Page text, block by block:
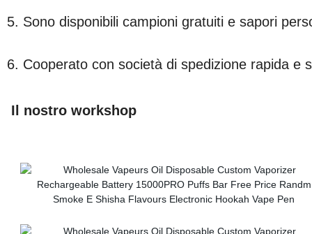
5. Sono disponibili campioni gratuiti e sapori
6. Cooperato con società di spedizione rapida e
Il nostro workshop